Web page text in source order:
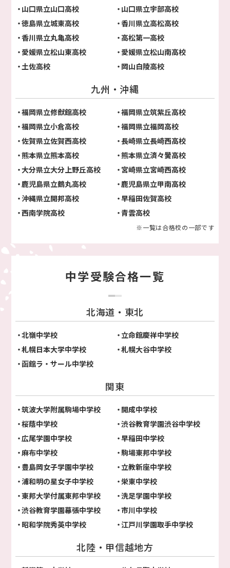
山口県立山口高校
山口県立宇部高校
徳島県立城東高校
香川県立高松高校
香川県立丸亀高校
高松第一高校
愛媛県立松山東高校
愛媛県立松山南高校
土佐高校
岡山白陵高校
九州・沖縄
福岡県立修猷館高校
福岡県立筑紫丘高校
福岡県立小倉高校
福岡県立福岡高校
佐賀県立佐賀西高校
長崎県立長崎西高校
熊本県立熊本高校
熊本県立済々黌高校
大分県立大分上野丘高校
宮崎県立宮崎西高校
鹿児島県立鶴丸高校
鹿児島県立甲南高校
沖縄県立開邦高校
早稲田佐賀高校
西南学院高校
青雲高校
※一覧は合格校の一部です
中学受験合格一覧
北海道・東北
北嶺中学校
立命館慶祥中学校
札幌日本大学中学校
札幌大谷中学校
函館ラ・サール中学校
関東
筑波大学附属駒場中学校
開成中学校
桜蔭中学校
渋谷教育学園渋谷中学校
広尾学園中学校
早稲田中学校
麻布中学校
駒場東邦中学校
豊島岡女子学園中学校
立教新座中学校
浦和明の星女子中学校
栄東中学校
東邦大学付属東邦中学校
洗足学園中学校
渋谷教育学園幕張中学校
市川中学校
昭和学院秀英中学校
江戸川学園取手中学校
北陸・甲信越地方